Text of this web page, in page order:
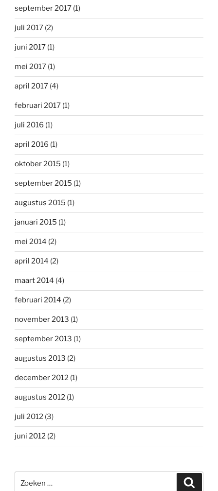
september 2017 (1)
juli 2017 (2)
juni 2017 (1)
mei 2017 (1)
april 2017 (4)
februari 2017 (1)
juli 2016 (1)
april 2016 (1)
oktober 2015 (1)
september 2015 (1)
augustus 2015 (1)
januari 2015 (1)
mei 2014 (2)
april 2014 (2)
maart 2014 (4)
februari 2014 (2)
november 2013 (1)
september 2013 (1)
augustus 2013 (2)
december 2012 (1)
augustus 2012 (1)
juli 2012 (3)
juni 2012 (2)
naar: